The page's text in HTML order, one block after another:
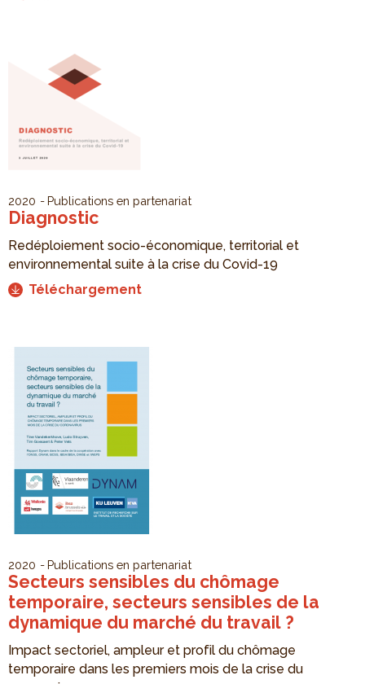
2020 Publications en partenariat
Diagnostic
Redéploiement socio-économique, territorial et
environnemental suite à la crise du Covid-19
Téléchargement
2020 Publications en partenariat
Secteurs sensibles du chômage
temporaire, secteurs sensibles de la
dynamique du marché du travail ?
Impact sectoriel, ampleur et profil du chômage
temporaire dans les premiers mois de la crise du